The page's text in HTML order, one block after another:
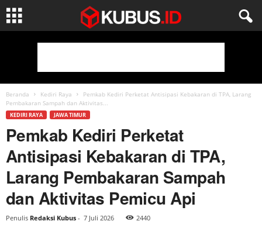
Beranda Kediri Raya
Pemkab Kediri Perketat Antisipasi Kebakaran di TPA, Larang
Pembakaran Sampah dan Aktivitas...
KEDIRI RAYA JAWA TIMUR
Pemkab Kediri Perketat
Antisipasi Kebakaran di TPA,
Larang Pembakaran Sampah
dan Aktivitas Pemicu Api
Penulis Redaksi Kubus - 7 Juli 2026 2440